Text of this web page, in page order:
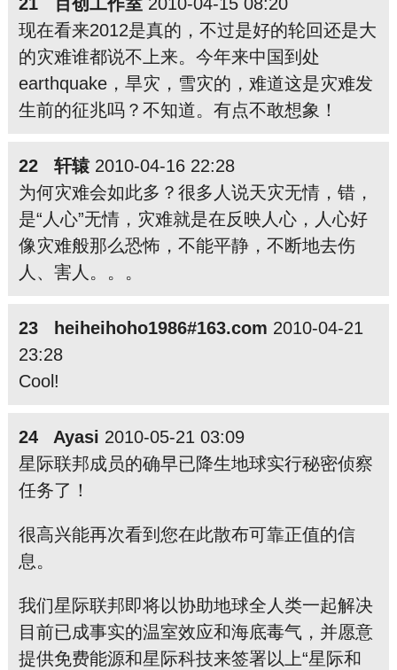
现在看来2012是真的，不过是好的轮回还是大
的灾难谁都说不上来。今年来中国到处
earthquake，旱灾，雪灾的，难道这是灾难发
生前的征兆吗？不知道。有点不敢想象！
22 轩辕2010-04-16 22:28
为何灾难会如此多？很多人说天灾无情，错，
是“人心”无情，灾难就是在反映人心，人心好
像灾难般那么恐怖，不能平静，不断地去伤
人、害人。。。
23 heiheihoho1986#163.com 2010-04-21
23:28
Cool!
24 Ayasi 2010-05-21 03:09
星际联邦成员的确早已降生地球实行秘密侦察
任务了！
很高兴能再次看到您在此散布可靠正值的信
息。
我们星际联邦即将以协助地球全人类一起解决
目前已成事实的温室效应和海底毒气，并愿意
提供免费能源和星际科技来签署以上“星际和